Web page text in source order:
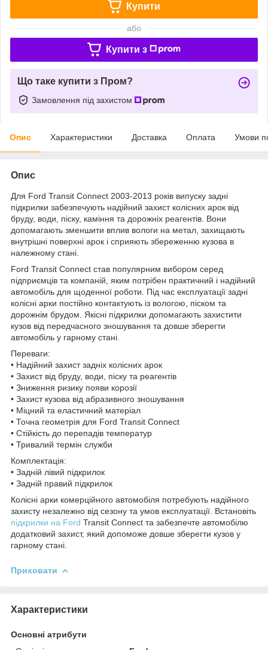
Купити
або
Купити з
Що таке купити з Пром?
Замовлення під захистом
Опис Характеристики Доставка Оплата Умови
Опис
Для Ford Transit Connect 2003-2013 років випуску задні
підкрилки забезпечують надійний захист колісних арок від
бруду, води, піску, каміння та дорожніх реагентів. Вони
допомагають зменшити вплив вологи на метал, захищають
внутрішні поверхні арок і сприяють збереженню кузова в
належному стані.
Ford Transit Connect став популярним вибором серед
підприємців та компаній, яким потрібен практичний і надійний
автомобіль для щоденної роботи. Під час експлуатації задні
колісні арки постійно контактують із вологою, піском та
дорожнім брудом. Якісні підкрилки допомагають захистити
кузов від передчасного зношування та довше зберегти
автомобіль у гарному стані.
Переваги:
• Надійний захист задніх колісних арок
• Захист від бруду, води, піску та реагентів
• Зниження ризику появи корозії
• Захист кузова від абразивного зношування
• Міцний та еластичний матеріал
• Точна геометрія для Ford Transit Connect
• Стійкість до перепадів температур
• Тривалий термін служби
Комплектація:
• Задній лівий підкрилок
• Задній правий підкрилок
Колісні арки комерційного автомобіля потребують надійного
захисту незалежно від сезону та умов експлуатації. Встановіть
підкрилки на Ford Transit Connect та забезпечте автомобілю
додатковий захист, який допоможе довше зберегти кузов у
гарному стані.
Приховати
Характеристики
Основні атрибути